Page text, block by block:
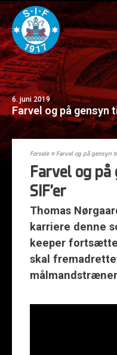
6. juni 2019
Farvel og på gensyn
Forside»Farvel og på gensyn
Farvel og på
SIF’er
Thomas
karriere denne
keeper
skal